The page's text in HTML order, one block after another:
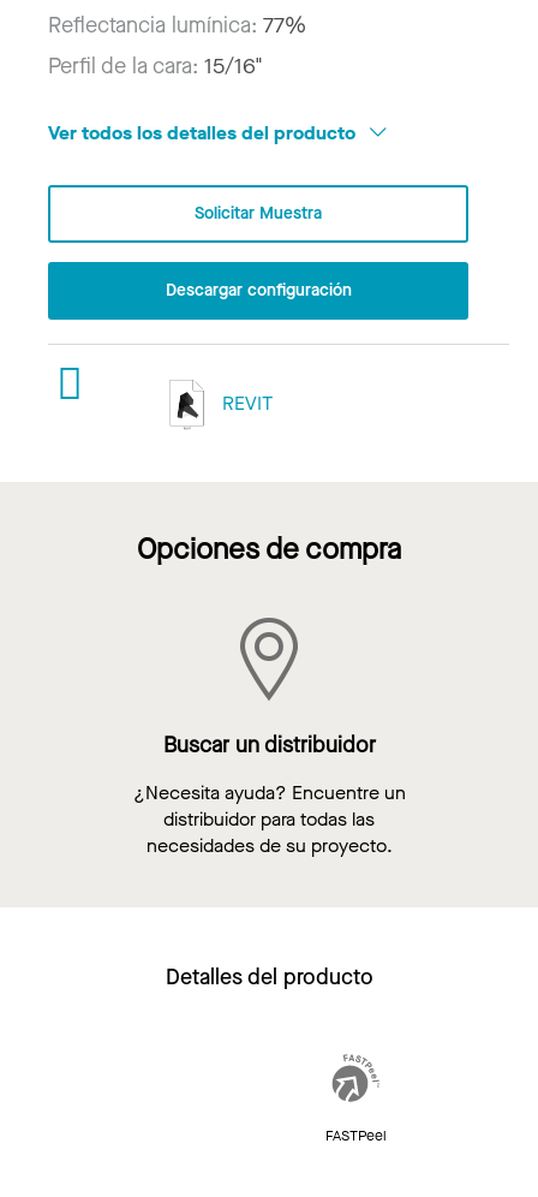
Reflectancia lumínica: 77%
Perfil de la cara: 15/16"
Ver todos los detalles del producto
Solicitar Muestra
Descargar configuración
REVIT
Opciones de compra
Buscar un distribuidor
¿Necesita ayuda? Encuentre un
distribuidor para todas las
necesidades de su proyecto.
Detalles del producto
FASTPeel